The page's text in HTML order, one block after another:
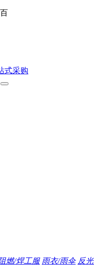
燃/焊工服 雨衣/雨伞 反